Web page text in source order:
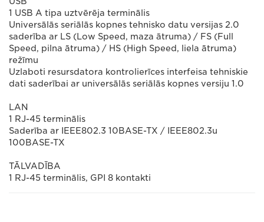
1 USB A tipa uztvērēja terminālis
Universālās seriālās kopnes tehnisko datu versijas 2.0
saderība ar LS (Low Speed, maza ātruma) / FS (Full
Speed, pilna ātruma) / HS (High Speed, liela ātruma)
režīmu
Uzlaboti resursdatora kontrolierīces interfeisa tehniskie
dati saderībai ar universālās seriālās kopnes versiju 1.0
LAN
1 RJ-45 terminālis
Saderība ar IEEE802.3 10BASE-TX / IEEE802.3u
100BASE-TX
TĀLVADĪBA
1 RJ-45 terminālis, GPI 8 kontakti